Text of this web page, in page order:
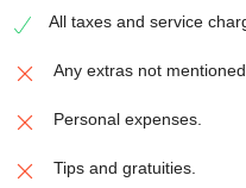
All taxes and service
Any extras not
Personal expenses.
Tips and gratuities.